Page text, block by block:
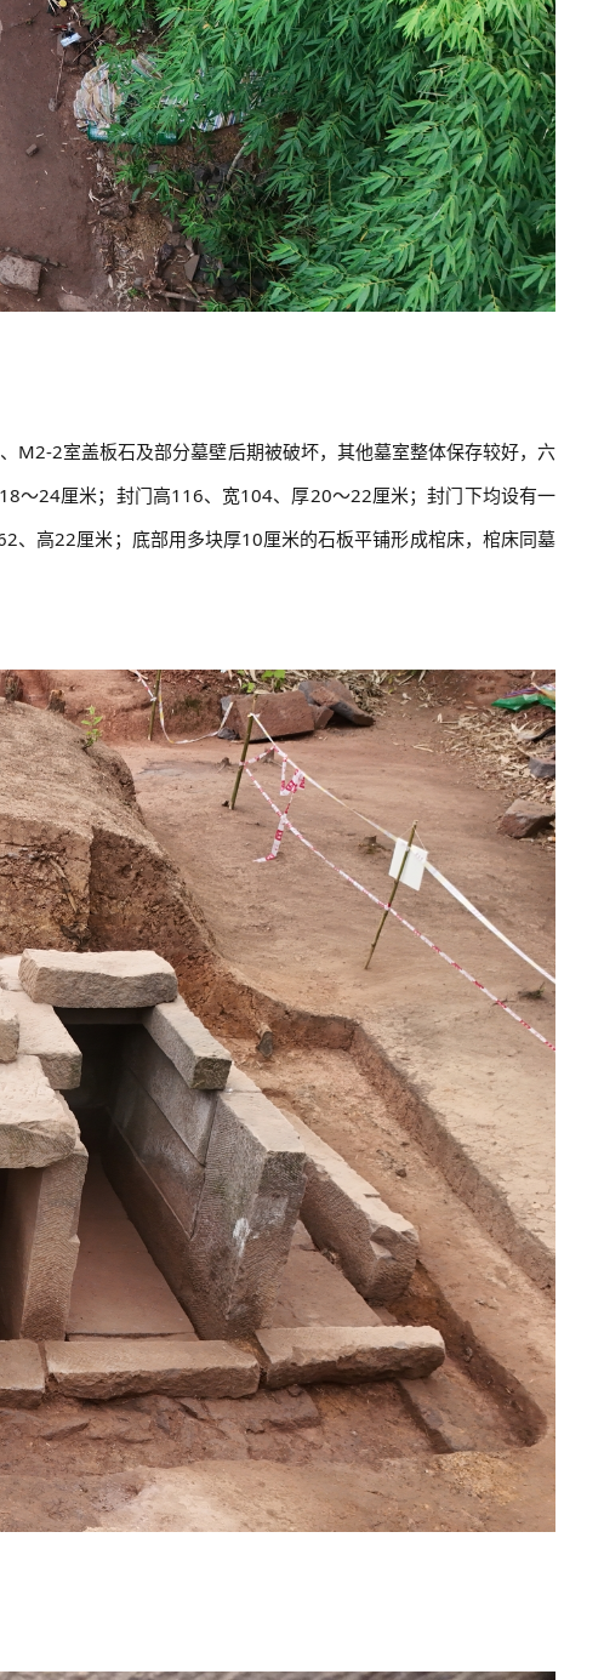
2室盖板石及部分墓壁后期被破坏，其他墓室整体保存较好，六
～24厘米；封门高116、宽104、厚20～22厘米；封门下均设有一
高22厘米；底部用多块厚10厘米的石板平铺形成棺床，棺床同墓